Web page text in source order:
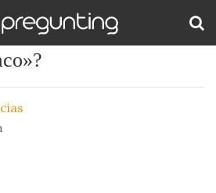
la leyenda del